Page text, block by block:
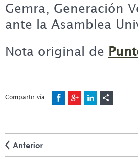
Gemra, Generación
ante la Asamblea
Nota original de
Compartir vía:
Anterior